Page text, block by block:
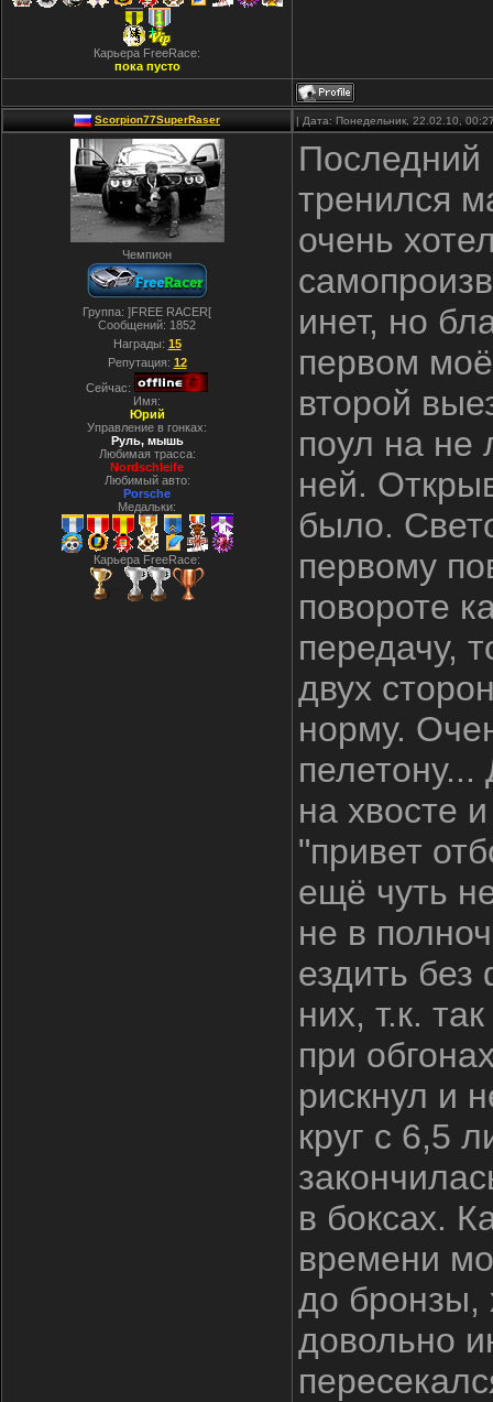
Карьера FreeRace:
пока пусто
Scorpion77SuperRaser | Дата: Понедельник, 22.02.10,
Чемпион
Группа: ]FREE RACER[
Сообщений: 1852
Награды: 15
Репутация: 12
Сейчас:
Имя:
Юрий
Управление в гонках:
Руль, мышь
Любимая трасса:
Nordschleife
Любимый авто:
Porsche
Медальки:
Карьера FreeRace:
Последний
тренился
очень
инет, но
первом
второй
поул на не
ней.
было.
первому
повороте
передачу,
двух
норму.
на хвосте
"привет
ещё чуть
не в
ездить
них, т.к.
при
рискнул и
круг с 6,5
в боксах.
времени
до бронзы,
довольно